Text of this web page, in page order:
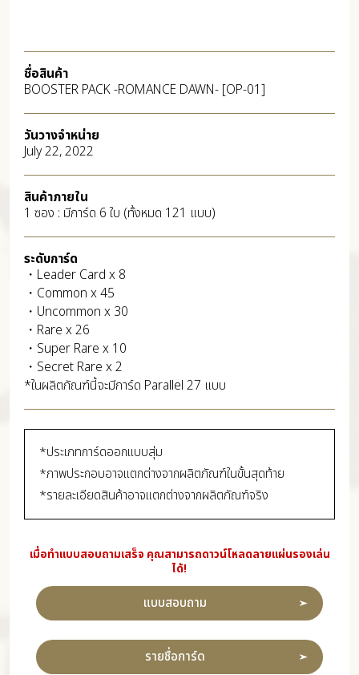
ชื่อสินค้า
BOOSTER PACK -ROMANCE DAWN- [OP-01]
วันวางจำหน่าย
July 22, 2022
สินค้าภายใน
1 ซอง : มีการ์ด 6 ใบ (ทั้งหมด 121 แบบ)
ระดับการ์ด
・Leader Card x 8
・Common x 45
・Uncommon x 30
・Rare x 26
・Super Rare x 10
・Secret Rare x 2
*ในผลิตภัณฑ์นี้จะมีการ์ด Parallel 27 แบบ
*ประเภทการ์ดออกแบบสุ่ม
*ภาพประกอบอาจแตกต่างจากผลิตภัณฑ์ในขั้นสุดท้าย
*รายละเอียดสินค้าอาจแตกต่างจากผลิตภัณฑ์จริง
เมื่อทำแบบสอบถามเสร็จ คุณสามารถดาวน์โหลดลายแผ่นรองเล่น
ได้!
แบบสอบถาม
รายชื่อการ์ด